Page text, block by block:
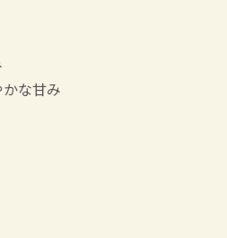
な甘み